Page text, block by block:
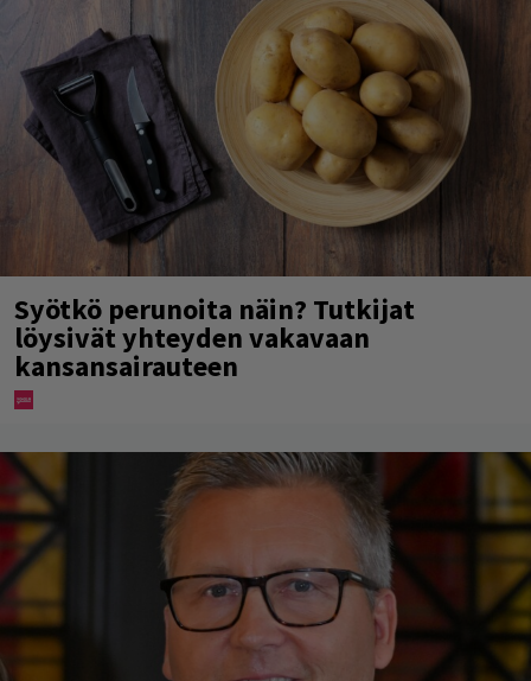
Syötkö perunoita näin? Tutkijat
löysivät yhteyden vakavaan
kansansairauteen